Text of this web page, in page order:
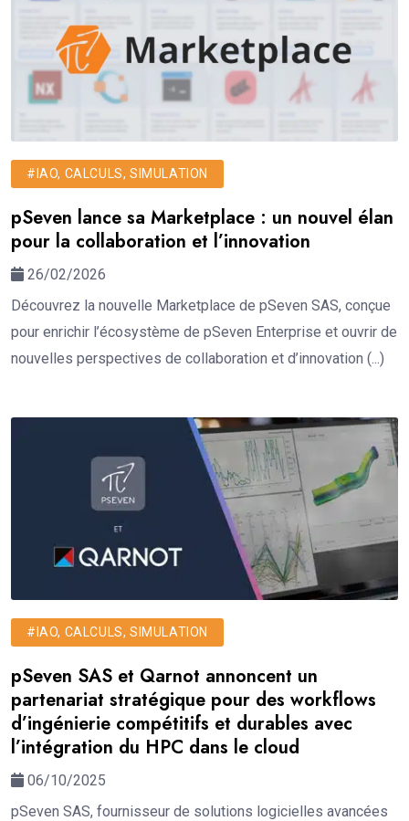
#IAO, CALCULS, SIMULATION
pSeven lance sa Marketplace : un nouvel élan
pour la collaboration et l’innovation
26/02/2026
Découvrez la nouvelle Marketplace de pSeven SAS, conçue
pour enrichir l’écosystème de pSeven Enterprise et ouvrir de
nouvelles perspectives de collaboration et d’innovation (...)
#IAO, CALCULS, SIMULATION
pSeven SAS et Qarnot annoncent un
partenariat stratégique pour des workflows
d’ingénierie compétitifs et durables avec
l’intégration du HPC dans le cloud
06/10/2025
pSeven SAS, fournisseur de solutions logicielles avancées